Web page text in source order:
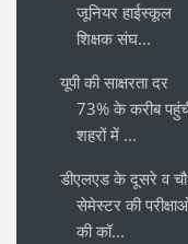
जूनियर हाईस्कूल
शिक्षक संघ...
यूपी की साक्षरता दर
73% के करीब
शहरों में ...
डीएलएड के दूसरे व
सेमेस्टर की
की कॉ...